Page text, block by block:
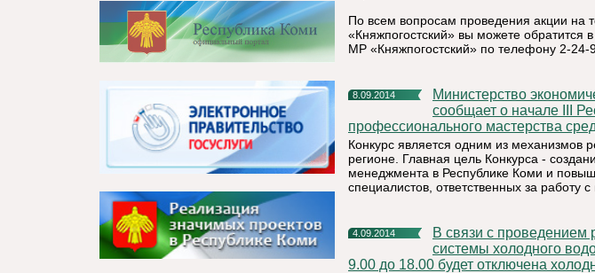
По всем вопросам проведения акции на
«Княжпогостский» вы можете
МР «Княжпогостский» по телефону 2-24-
8.09.2014
Министерство экономического развития Республики Коми
сообщает о начале III
профессионального мастерства
Конкурс является одним из механизмов
регионе. Главная цель Конкурса -
менеджмента в Республике Коми и
специалистов, ответственных за работу
4.09.2014
В связи с проведением ремонтно-восстановительных работ
системы холодного
9.00 до 18.00 будет отключена